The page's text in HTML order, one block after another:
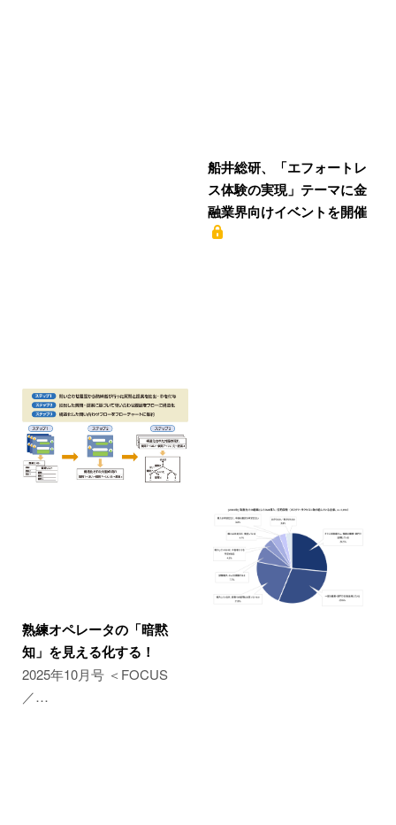
船井総研、「エフォートレ
ス体験の実現」テーマに金
融業界向けイベントを開催
熟練オペレータの「暗黙
知」を見える化する！
2025年10月号 ＜FOCUS
／…